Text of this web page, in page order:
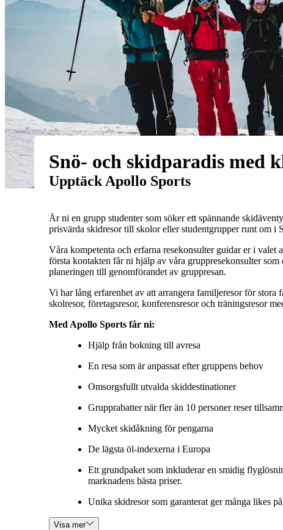
Snö- och skidparadis med
Upptäck Apollo Sports
Är ni en grupp studenter som söker ett spännande
prisvärda skidresor till skolor eller studentgrupper runt om i
Våra kompetenta och erfarna resekonsulter guidar er i
första kontakten får ni hjälp av våra gruppresekonsulter
planeringen till genomförandet av gruppresan.
Vi har lång erfarenhet av att arrangera familjeresor för
skolresor, företagsresor, konferensresor och träningsresor
Med Apollo Sports får ni:
Hjälp från bokning till avresa
En resa som är anpassat efter gruppens behov
Omsorgsfullt utvalda skiddestinationer
Grupprabatter när fler än 10 personer reser
Mycket skidåkning för pengarna
De lägsta öl-indexerna i Europa
Ett grundpaket som inkluderar en smidig
marknadens bästa priser.
Unika skidresor som garanterat ger många likes
Visa mer